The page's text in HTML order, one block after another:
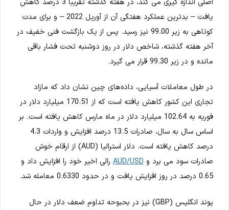
یافت – بدترین عملکرد هفتگی آن از آوریل 2022 – و برای مدت
کوتاهی به زیر 99.00 نیز رسید. پس از یک بازگشت فنی خفیف در
آخر هفته گذشته، شاخص دلار در روز دوشنبه تحت فشار باقی
مانده و در زیر 99.30 قرار می گیرد.
در طول معاملات آسیایی، داده‌های چین نشان داد که مازاد
تجاری این کشور کاهش یافته است که از 170.51 میلیارد دلار در
فوریه به 102.64 میلیارد دلار در ماه مارس کاهش یافته است. بر
اساس سال به سال، صادرات 13.5 درصد افزایش و واردات 4.3
درصد کاهش یافته است. دلار استرالیا (AUD) از ارقام خوش
صادرات سود می برد و AUD/USD رالی اخیر خود را افزایش داد و
0.65 درصد در روز افزایش یافت و در حدود 0.6330 معامله شد.
پوند انگلیس (GBP) نیز در بحبوحه تداوم ضعف دلار در حال